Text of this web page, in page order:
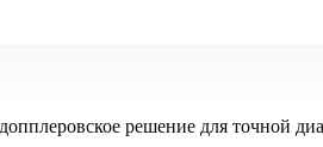
решение для точной